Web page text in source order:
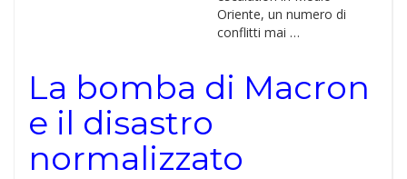
Oriente, un numero di
conflitti mai …
La bomba di Macron
e il disastro
normalizzato